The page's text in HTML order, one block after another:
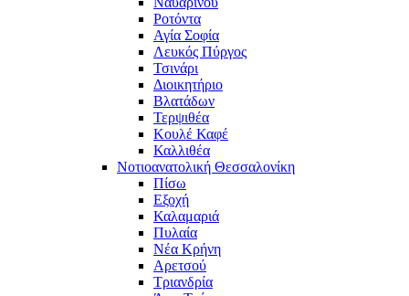
Ροτόντα
Αγία Σοφία
Λευκός Πύργος
Τσινάρι
Διοικητήριο
Βλατάδων
Τερψιθέα
Κουλέ Καφέ
Καλλιθέα
Νοτιοανατολική Θεσσαλονίκη
Πίσω
Εξοχή
Καλαμαριά
Πυλαία
Νέα Κρήνη
Αρετσού
Τριανδρία